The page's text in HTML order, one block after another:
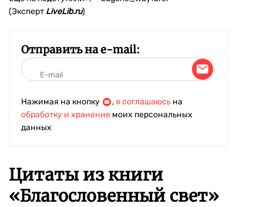
(Эксперт LiveLib.ru)
Отправить на e-mail:
Нажимая на кнопку , я соглашаюсь на
обработку и хранение моих персональных
данных
Цитаты из книги
«Благословенный свет»